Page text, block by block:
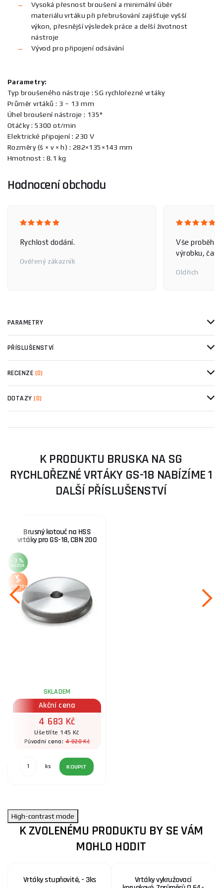
Vysoká přesnost broušení a minimální úběr
materiálu vrtáku při přebrušování zajišťuje vyšší
výkon, přesnější výsledek práce a delší životnost
nástroje
Vývod pro připojení odsávání
Parametry:
Typ broušeného nástroje : SG rychlořezné vrtáky
Průměr vrtáků : 3 – 13 mm
Úhel broušení nástroje : 135°
Otáčky : 5300 ot/min
Elektrické připojení : 230 V
Rozměry (š × v × h) : 282×135×143 mm
Hmotnost : 8.1 kg
Hodnocení obchodu
Rychlost dodání.
Ověřený zákazník
Vše
výrobku, čas
Oldřich
PARAMETRY
PŘÍSLUŠENSTVÍ
RECENZE (0)
DOTAZY(0)
K PRODUKTU BRUSKA NA SG
RYCHLOŘEZNÉ VRTÁKY GS-18 NABÍZÍME 1
DALŠÍ PŘÍSLUŠENSTVÍ
Brusný kotouč na HSS
vrtáky pro GS-18, CBN 200
-3 %
SLEVA
SERVIS+
SKLADEM
Akční cena
4 683 Kč
Ušetříte 145 Kč
Původní cena:4 828 Kč
ks KOUPIT
High-contrast mode
K ZVOLENÉMU PRODUKTU BY SE VÁM
MOHLO HODIT
Vrtáky stupňovité, - 3ks Vrtáky vykružovací